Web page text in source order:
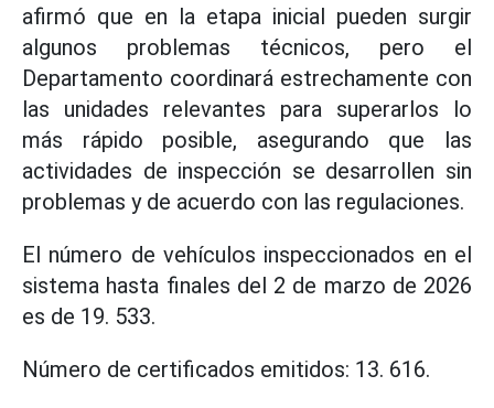
afirmó que en la etapa inicial pueden surgir
algunos problemas técnicos, pero el
Departamento coordinará estrechamente con
las unidades relevantes para superarlos lo
más rápido posible, asegurando que las
actividades de inspección se desarrollen sin
problemas y de acuerdo con las regulaciones.
El número de vehículos inspeccionados en el
sistema hasta finales del 2 de marzo de 2026
es de 19. 533.
Número de certificados emitidos: 13. 616.